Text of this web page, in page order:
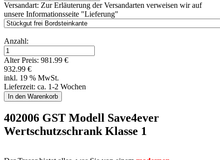
Versandart: Zur Erläuterung der Versandarten verweisen wir auf
unsere Informationsseite "Lieferung"
Anzahl:
Alter Preis: 981.99 €
932.99 €
inkl. 19 % MwSt.
Lieferzeit: ca. 1-2 Wochen
402006 GST Modell Save4ever
Wertschutzschrank Klasse 1